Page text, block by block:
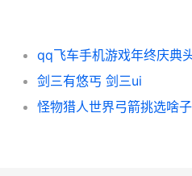
qq飞车手机游戏年终庆典
剑三有悠丐 剑三ui